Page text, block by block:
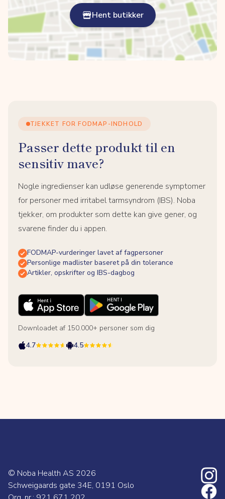
Hent butikker
TJEKKET FOR FODMAP-INDHOLD
Passer dette produkt til en
sensitiv mave?
Nogle ingredienser kan udløse generende symptomer
for personer med irritabel tarmsyndrom (IBS). Noba
tjekker, om produkter som dette kan give gener, og
svarene finder du i appen.
FODMAP-vurderinger lavet af fagpersoner
Personlige madlister baseret på din tolerance
Artikler, opskrifter og IBS-dagbog
Downloadet af 150.000+ personer som dig
4.7
4.5
© Noba Health AS 2026
Schweigaards gate 34E, 0191 Oslo